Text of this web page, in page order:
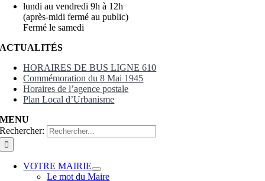
lundi au vendredi 9h à 12h
(après-midi fermé au public)
Fermé le samedi
ACTUALITÉS
HORAIRES DE BUS LIGNE 610
Commémoration du 8 Mai 1945
Horaires de l’agence postale
Plan Local d’Urbanisme
MENU
Rechercher:
VOTRE MAIRIE
Le mot du Maire